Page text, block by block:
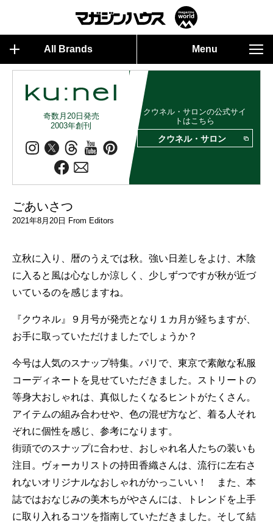
All Brands Menu
奇数月20日発売
2003年創刊
クウネル・サロンの公式サイ
トはこちら
クウネル・サロン
ごあいさつ
2021年8月20日 From Editors
立秋に入り、暦のうえでは秋。強い日差しをよけ、木陰
に入ると風は心なしか涼しく、少しずつですが秋が近づ
いているのを感じますね。
『クウネル』９月号が発売となり１カ月が経ちますが、
お手に取っていただけましたでしょうか？
今号は人気のスナップ特集。パリで、東京で素敵な私服
コーディネートを見せていただきました。ストリートの
等身大おしゃれは、真似したくなるヒントがたくさん。
アイテムの組み合わせや、色の混ぜ方など、着る人それ
ぞれに個性を感じ、参考になります。
街頭でのスナップに合わせ、おしゃれ名人たちの装いも
注目。ヴォーカリストの持田香織さんは、流行に左右さ
れないオリジナルなおしゃれがかっこいい！ また、本
誌ではおなじみの美木ちがやさんには、トレンドを上手
に取り入れるコツを指南していただきました。そして結